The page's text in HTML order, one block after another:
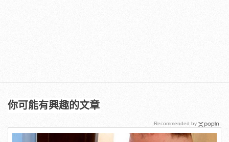
你可能有興趣的文章
Recommended by